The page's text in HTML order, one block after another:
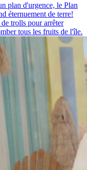
plan d'urgence, le Plan
éternuement de terre!
trolls pour arrêter
tous les fruits de l'île.